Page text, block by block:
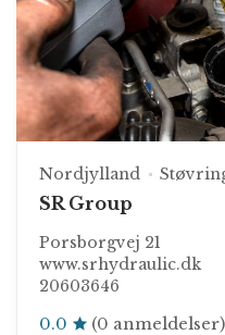
Nordjylland
SR Group
Porsborgvej 21
www.srhydraulic.dk
20603646
0.0 (0 anmeldelser)